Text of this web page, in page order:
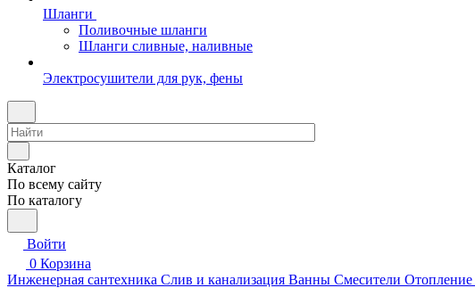
Шланги
Поливочные шланги
Шланги сливные, наливные
Электросушители для рук, фены
Каталог
По всему сайту
По каталогу
Войти
0 Корзина
Инженерная сантехника Слив и канализация Ванны Смесители Отопление